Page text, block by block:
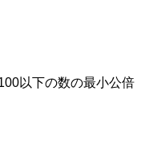
以下の数の最小公倍